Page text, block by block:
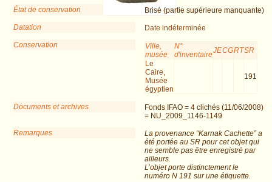
État de conservation
Brisé (partie supérieure manquante)
Datation
Date indéterminée
Conservation
Ville,
musée
N°
d'inventaireJECGRTSR
Le
Caire,
Musée
égyptien
191
Documents et archives
Fonds IFAO = 4 clichés (11/06/2008)
= NU_2009_1146-1149
Remarques
La provenance “Karnak Cachette” a
été portée au SR pour cet objet qui
ne semble pas être enregistré par
ailleurs.
L’objet porte distinctement le
numéro N 191 sur une étiquette.